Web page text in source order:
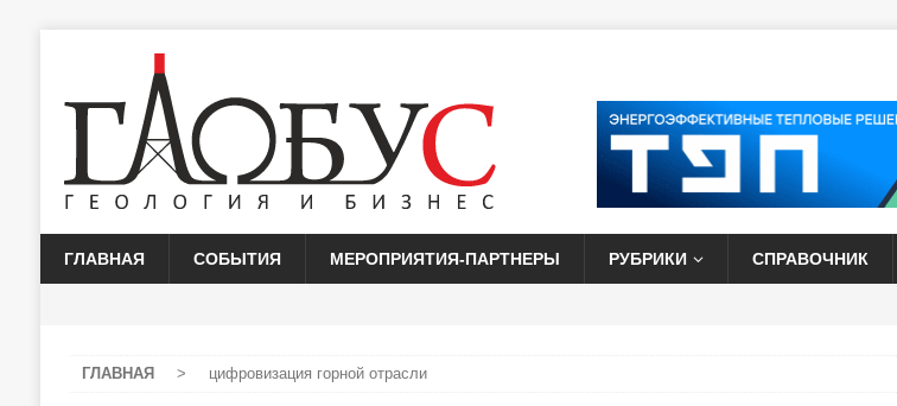
ГЛАВНАЯ СОБЫТИЯ МЕРОПРИЯТИЯ-ПАРТНЕРЫ РУБРИКИ СПРАВОЧНИК
ГЛАВНАЯ > цифровизация горной отрасли